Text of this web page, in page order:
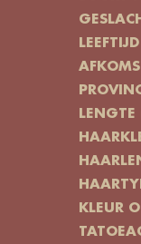
LEEFTIJD
LENGTE
KLEUR